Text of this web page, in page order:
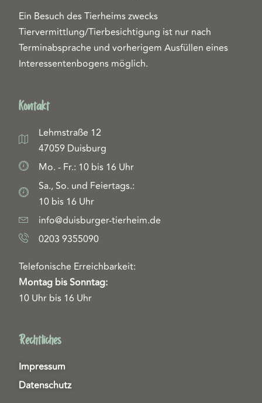
Ein Besuch des Tierheims zwecks
Tiervermittlung/Tierbesichtigung ist nur nach
Terminabsprache und vorherigem Ausfüllen eines
Interessentenbogens möglich.
Kontakt
Lehmstraße 12
47059 Duisburg
Mo. - Fr.: 10 bis 16 Uhr
Sa., So. und Feiertags.:
10 bis 16 Uhr
info@duisburger-tierheim.de
0203 9355090
Telefonische Erreichbarkeit:
Montag bis Sonntag:
10 Uhr bis 16 Uhr
Rechtliches
Impressum
Datenschutz